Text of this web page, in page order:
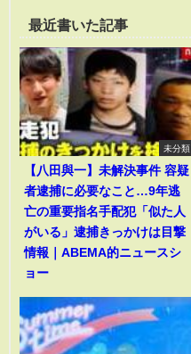
最近書いた記事
未分類
【八田與一】未解決事件 容疑
者逮捕に必要なこと…9年逃
亡の重要指名手配犯「似た人
がいる」逮捕きっかけは目撃
情報｜ABEMA的ニュースシ
ョー